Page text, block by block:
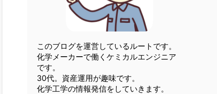
このブログを運営しているルートです。
化学メーカーで働くケミカルエンジニア
です。
30代。資産運用が趣味です。
化学工学の情報発信をしていきます。